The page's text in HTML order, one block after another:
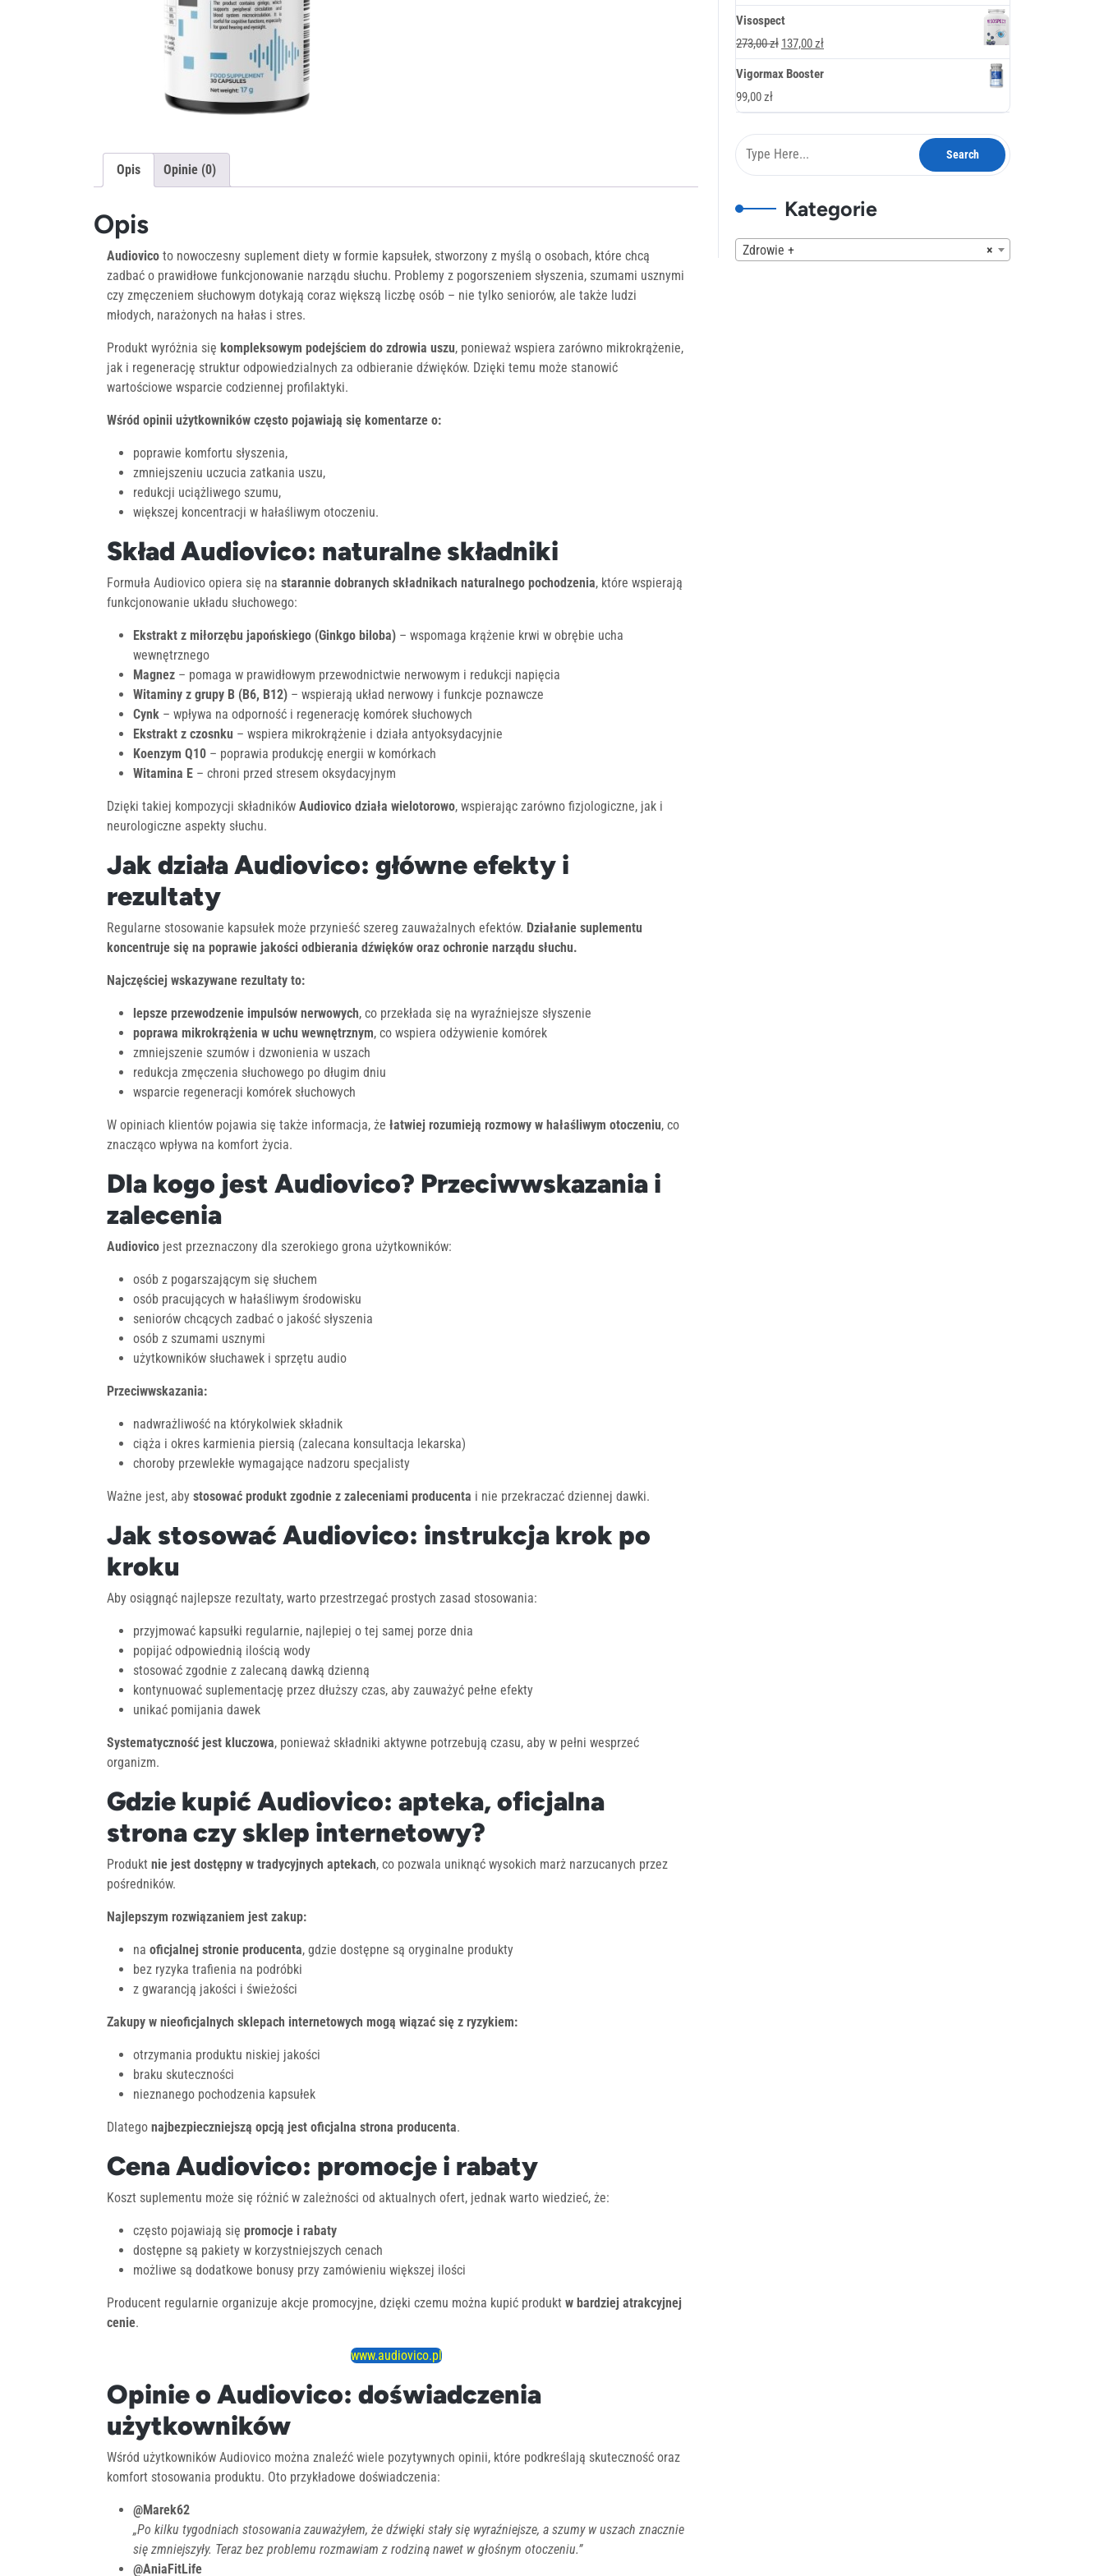
Opis Opinie (0)
Opis
Audiovico to nowoczesny suplement diety w formie kapsułek, stworzony z myślą o osobach, które chcą
zadbać o prawidłowe funkcjonowanie narządu słuchu. Problemy z pogorszeniem słyszenia, szumami usznymi
czy zmęczeniem słuchowym dotykają coraz większą liczbę osób – nie tylko seniorów, ale także ludzi
młodych, narażonych na hałas i stres.
Produkt wyróżnia się kompleksowym podejściem do zdrowia uszu, ponieważ wspiera zarówno mikrokrążenie,
jak i regenerację struktur odpowiedzialnych za odbieranie dźwięków. Dzięki temu może stanowić
wartościowe wsparcie codziennej profilaktyki.
Wśród opinii użytkowników często pojawiają się komentarze o:
poprawie komfortu słyszenia,
zmniejszeniu uczucia zatkania uszu,
redukcji uciążliwego szumu,
większej koncentracji w hałaśliwym otoczeniu.
Skład Audiovico: naturalne składniki
Formuła Audiovico opiera się na starannie dobranych składnikach naturalnego pochodzenia, które wspierają
funkcjonowanie układu słuchowego:
Ekstrakt z miłorzębu japońskiego (Ginkgo biloba) – wspomaga krążenie krwi w obrębie ucha
wewnętrznego
Magnez – pomaga w prawidłowym przewodnictwie nerwowym i redukcji napięcia
Witaminy z grupy B (B6, B12) – wspierają układ nerwowy i funkcje poznawcze
Cynk – wpływa na odporność i regenerację komórek słuchowych
Ekstrakt z czosnku – wspiera mikrokrążenie i działa antyoksydacyjnie
Koenzym Q10 – poprawia produkcję energii w komórkach
Witamina E – chroni przed stresem oksydacyjnym
Dzięki takiej kompozycji składników Audiovico działa wielotorowo, wspierając zarówno fizjologiczne, jak i
neurologiczne aspekty słuchu.
Jak działa Audiovico: główne efekty i
rezultaty
Regularne stosowanie kapsułek może przynieść szereg zauważalnych efektów. Działanie suplementu
koncentruje się na poprawie jakości odbierania dźwięków oraz ochronie narządu słuchu.
Najczęściej wskazywane rezultaty to:
lepsze przewodzenie impulsów nerwowych, co przekłada się na wyraźniejsze słyszenie
poprawa mikrokrążenia w uchu wewnętrznym, co wspiera odżywienie komórek
zmniejszenie szumów i dzwonienia w uszach
redukcja zmęczenia słuchowego po długim dniu
wsparcie regeneracji komórek słuchowych
W opiniach klientów pojawia się także informacja, że łatwiej rozumieją rozmowy w hałaśliwym otoczeniu, co
znacząco wpływa na komfort życia.
Dla kogo jest Audiovico? Przeciwwskazania i
zalecenia
Audiovico jest przeznaczony dla szerokiego grona użytkowników:
osób z pogarszającym się słuchem
osób pracujących w hałaśliwym środowisku
seniorów chcących zadbać o jakość słyszenia
osób z szumami usznymi
użytkowników słuchawek i sprzętu audio
Przeciwwskazania:
nadwrażliwość na którykolwiek składnik
ciąża i okres karmienia piersią (zalecana konsultacja lekarska)
choroby przewlekłe wymagające nadzoru specjalisty
Ważne jest, aby stosować produkt zgodnie z zaleceniami producenta i nie przekraczać dziennej dawki.
Jak stosować Audiovico: instrukcja krok po
kroku
Aby osiągnąć najlepsze rezultaty, warto przestrzegać prostych zasad stosowania:
przyjmować kapsułki regularnie, najlepiej o tej samej porze dnia
popijać odpowiednią ilością wody
stosować zgodnie z zalecaną dawką dzienną
kontynuować suplementację przez dłuższy czas, aby zauważyć pełne efekty
unikać pomijania dawek
Systematyczność jest kluczowa, ponieważ składniki aktywne potrzebują czasu, aby w pełni wesprzeć
organizm.
Gdzie kupić Audiovico: apteka, oficjalna
strona czy sklep internetowy?
Produkt nie jest dostępny w tradycyjnych aptekach, co pozwala uniknąć wysokich marż narzucanych przez
pośredników.
Najlepszym rozwiązaniem jest zakup:
na oficjalnej stronie producenta, gdzie dostępne są oryginalne produkty
bez ryzyka trafienia na podróbki
z gwarancją jakości i świeżości
Zakupy w nieoficjalnych sklepach internetowych mogą wiązać się z ryzykiem:
otrzymania produktu niskiej jakości
braku skuteczności
nieznanego pochodzenia kapsułek
Dlatego najbezpieczniejszą opcją jest oficjalna strona producenta.
Cena Audiovico: promocje i rabaty
Koszt suplementu może się różnić w zależności od aktualnych ofert, jednak warto wiedzieć, że:
często pojawiają się promocje i rabaty
dostępne są pakiety w korzystniejszych cenach
możliwe są dodatkowe bonusy przy zamówieniu większej ilości
Producent regularnie organizuje akcje promocyjne, dzięki czemu można kupić produkt w bardziej atrakcyjnej
cenie.
www.audiovico.pl
Opinie o Audiovico: doświadczenia
użytkowników
Wśród użytkowników Audiovico można znaleźć wiele pozytywnych opinii, które podkreślają skuteczność oraz
komfort stosowania produktu. Oto przykładowe doświadczenia:
@Marek62
„Po kilku tygodniach stosowania zauważyłem, że dźwięki stały się wyraźniejsze, a szumy w uszach znacznie
się zmniejszyły. Teraz bez problemu rozmawiam z rodziną nawet w głośnym otoczeniu.”
@AniaFitLife
378,00 zł.189,00 zł.
wynosiła:
247,00 zł.137,00 zł.
Visospect
273,00zł Pierwotna
cena
273,00 zł.
137,00złAktualna
137,00 zł.
Vigormax Booster
99,00zł
Kategorie
×
Zdrowie +